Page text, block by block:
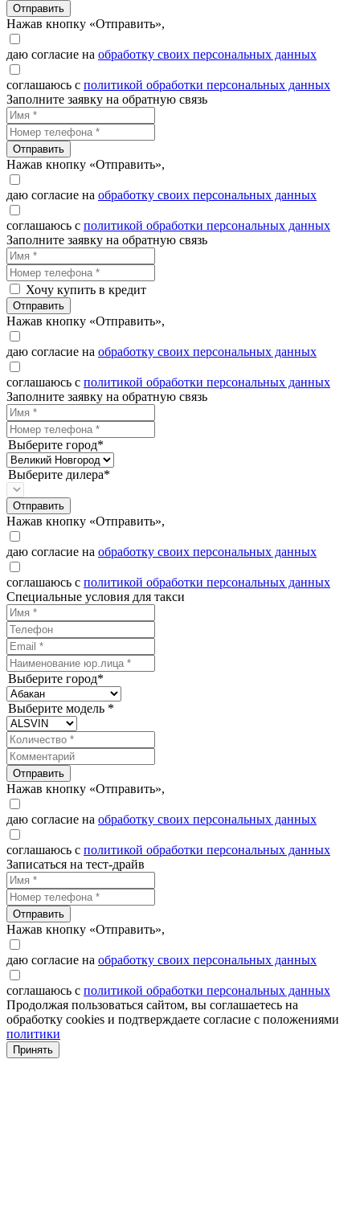
Отправить
Нажав кнопку «Отправить»,
даю согласие на обработку своих персональных данных
соглашаюсь с политикой обработки персональных данных
Заполните заявку на обратную связь
Отправить
Нажав кнопку «Отправить»,
даю согласие на обработку своих персональных данных
соглашаюсь с политикой обработки персональных данных
Заполните заявку на обратную связь
Хочу купить в кредит
Отправить
Нажав кнопку «Отправить»,
даю согласие на обработку своих персональных данных
соглашаюсь с политикой обработки персональных данных
Заполните заявку на обратную связь
Выберите город*
Выберите дилера*
Отправить
Нажав кнопку «Отправить»,
даю согласие на обработку своих персональных данных
соглашаюсь с политикой обработки персональных данных
Специальные условия для такси
Выберите город*
Выберите модель *
Отправить
Нажав кнопку «Отправить»,
даю согласие на обработку своих персональных данных
соглашаюсь с политикой обработки персональных данных
Записаться на тест-драйв
Отправить
Нажав кнопку «Отправить»,
даю согласие на обработку своих персональных данных
соглашаюсь с политикой обработки персональных данных
Продолжая пользоваться сайтом, вы соглашаетесь на
обработку cookies и подтверждаете согласие с положениями
политики
Принять